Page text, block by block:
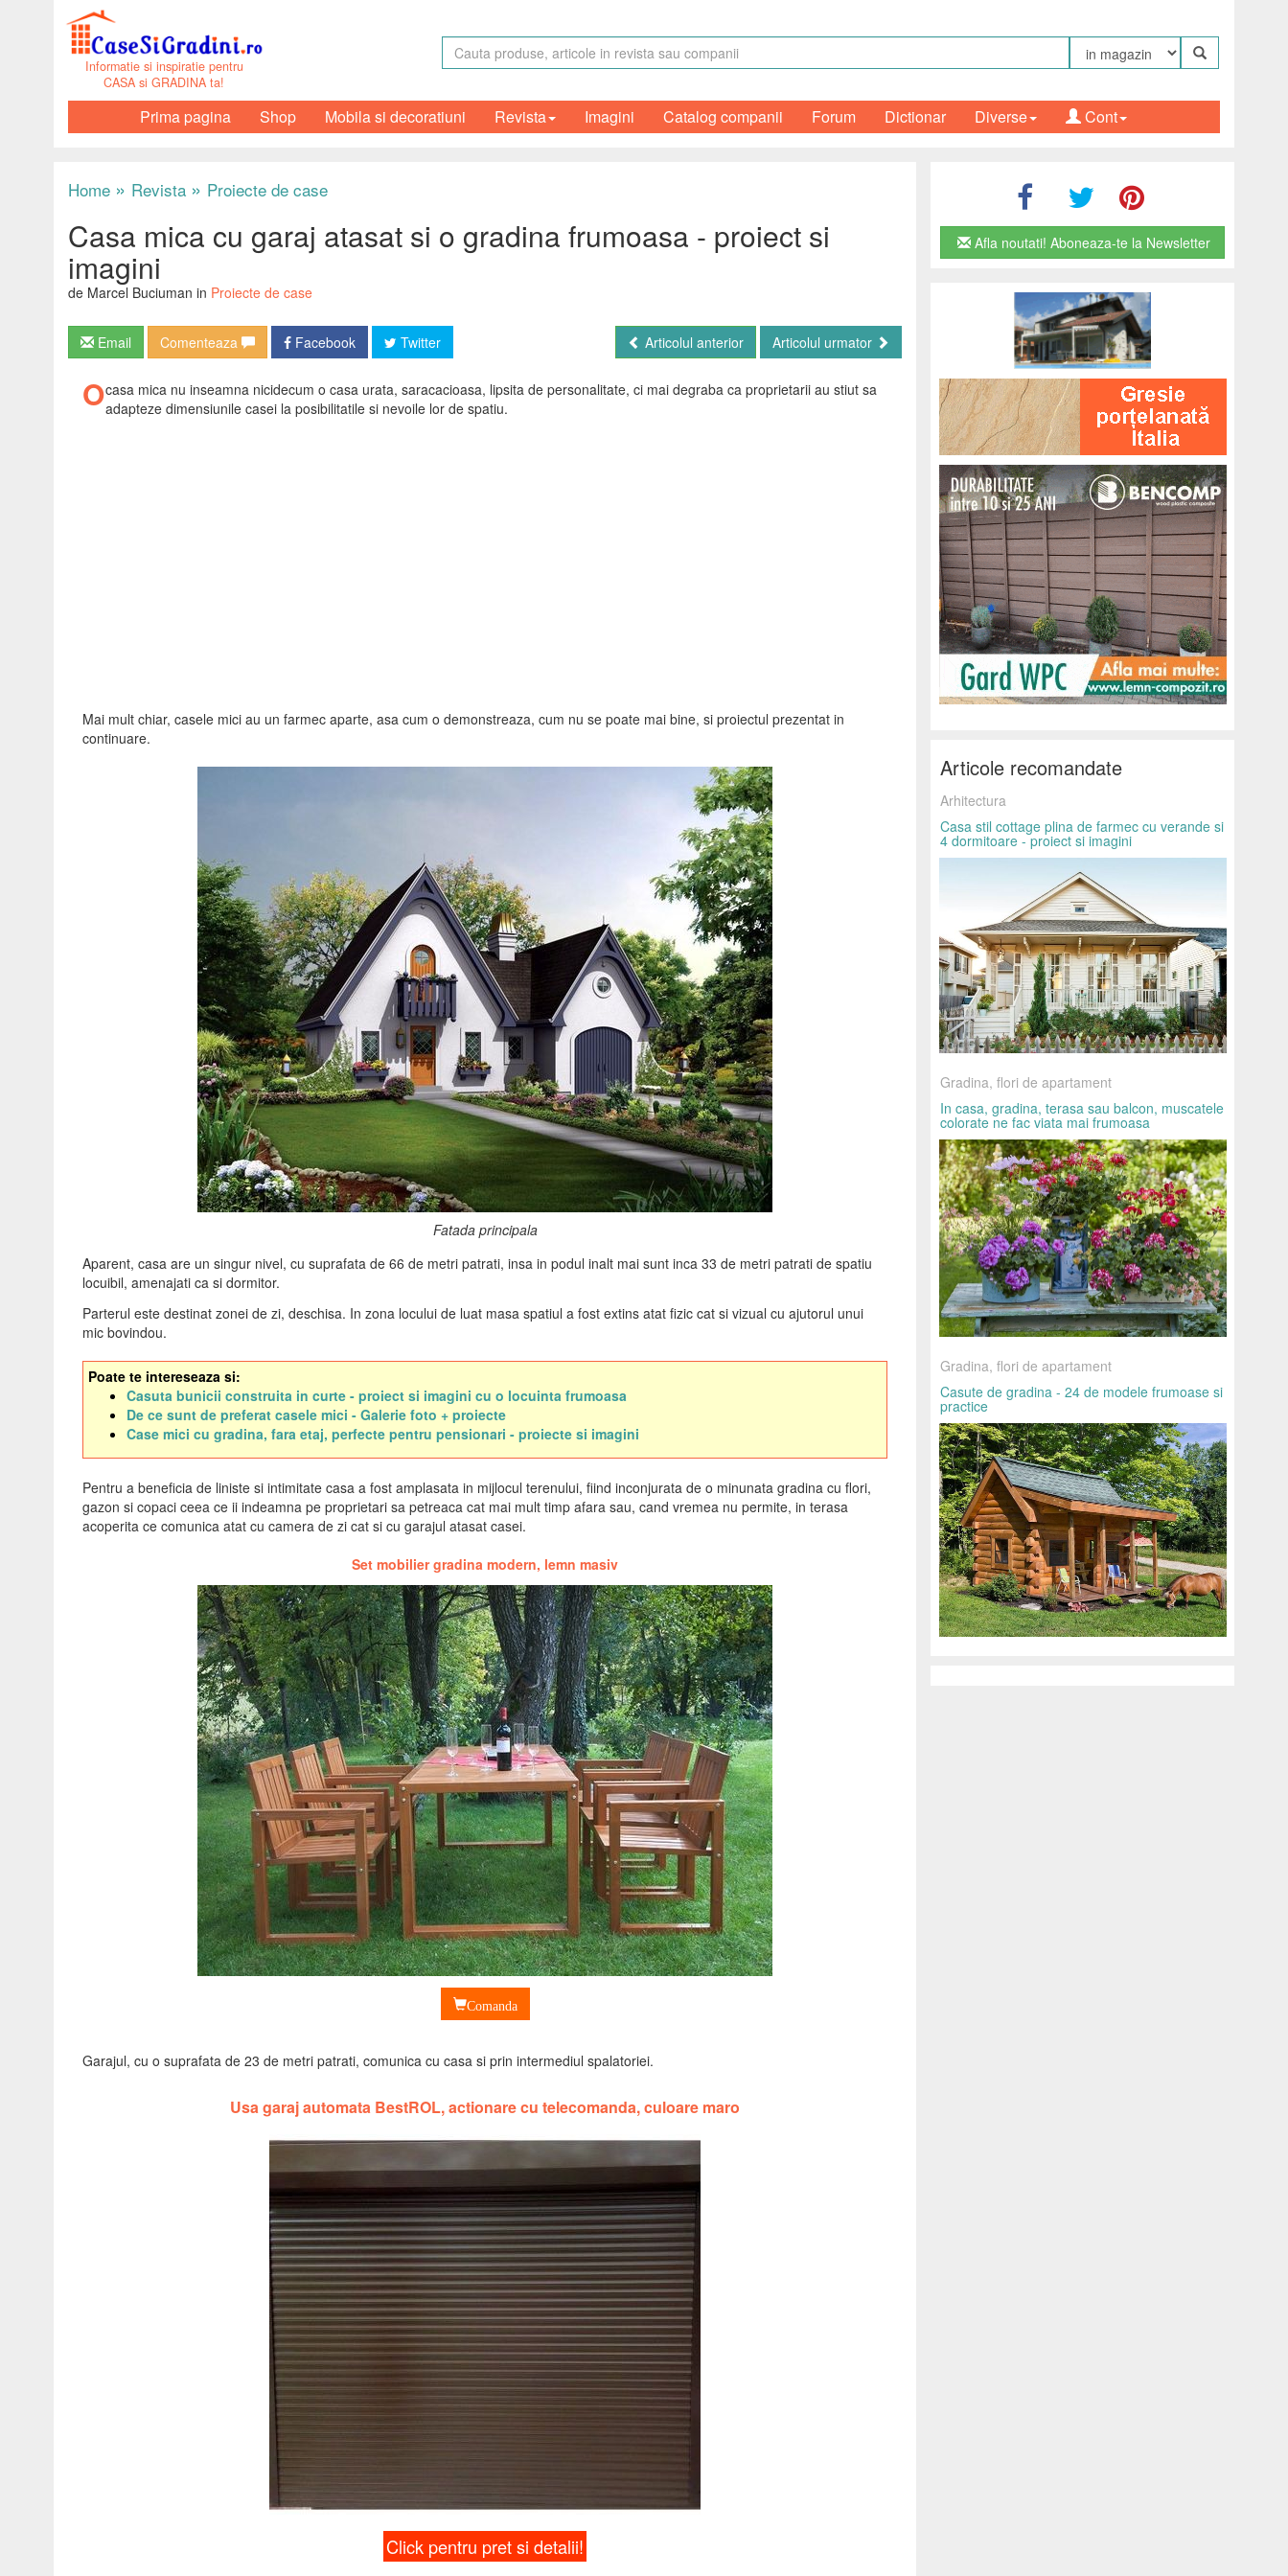
Informatie si inspiratie pentru
CASA si GRADINA ta!
Prima pagina Shop Mobila si decoratiuni Revista Imagini Catalog companii Forum Dictionar Cont
Diverse
Home » Revista » Proiecte de case
Casa mica cu garaj atasat si o gradina frumoasa - proiect si
imagini
de Marcel Buciuman in Proiecte de case
Email Comenteaza Facebook Twitter Articolul anterior Articolul urmator
Ocasa mica nu inseamna nicidecum o casa urata, saracacioasa, lipsita de personalitate, ci mai degraba ca proprietarii au stiut sa
adapteze dimensiunile casei la posibilitatile si nevoile lor de spatiu.
Mai mult chiar, casele mici au un farmec aparte, asa cum o demonstreaza, cum nu se poate mai bine, si proiectul prezentat in
continuare.
Fatada principala
Aparent, casa are un singur nivel, cu suprafata de 66 de metri patrati, insa in podul inalt mai sunt inca 33 de metri patrati de spatiu
locuibil, amenajati ca si dormitor.
Parterul este destinat zonei de zi, deschisa. In zona locului de luat masa spatiul a fost extins atat fizic cat si vizual cu ajutorul unui
mic bovindou.
Poate te intereseaza si:
Casuta bunicii construita in curte - proiect si imagini cu o locuinta frumoasa
De ce sunt de preferat casele mici - Galerie foto + proiecte
Case mici cu gradina, fara etaj, perfecte pentru pensionari - proiecte si imagini
Pentru a beneficia de liniste si intimitate casa a fost amplasata in mijlocul terenului, fiind inconjurata de o minunata gradina cu flori,
gazon si copaci ceea ce ii indeamna pe proprietari sa petreaca cat mai mult timp afara sau, cand vremea nu permite, in terasa
acoperita ce comunica atat cu camera de zi cat si cu garajul atasat casei.
Set mobilier gradina modern, lemn masiv
Comanda
Garajul, cu o suprafata de 23 de metri patrati, comunica cu casa si prin intermediul spalatoriei.
Usa garaj automata BestROL, actionare cu telecomanda, culoare maro
Click pentru pret si detalii!
Afla noutati! Aboneaza-te la Newsletter
Articole recomandate
Arhitectura
Casa stil cottage plina de farmec cu verande si
4 dormitoare - proiect si imagini
Gradina, flori de apartament
In casa, gradina, terasa sau balcon, muscatele
colorate ne fac viata mai frumoasa
Gradina, flori de apartament
Casute de gradina - 24 de modele frumoase si
practice
Va invitam sa dati 'Like' paginii noastre de Facebook